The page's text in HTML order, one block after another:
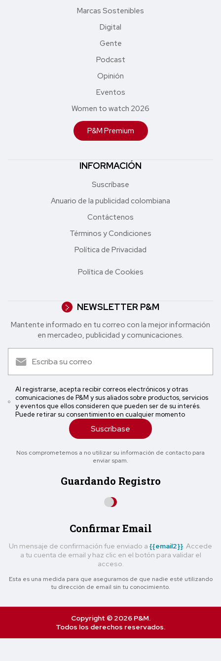
Marcas Sostenibles
Digital
Gente
Podcast
Opinión
Eventos
Women to watch 2026
P&M Premium
INFORMACIÓN
Suscríbase
Anuario de la publicidad colombiana
Contáctenos
Términos y Condiciones
Política de Privacidad
Política de Cookies
NEWSLETTER P&M
Mantente informado en tu correo con la mejor in formación
en mercadeo, publicidad y comunicaciones.
Al registrarse, acepta recibir correos electrónicos y otras
comunicaciones de P&M y sus aliados sobre productos, servicios
y eventos que ellos consideren que pueden ser de su interés.
Puede retirar su consentimiento en cualquier momento
Suscríbase
Nos comprometemos a no utilizar su información de contacto para
enviar spam.
Guardando Registro
Confirmar Email
Un mensaje de confirmación fue enviado a {{email2}} . Accede
a tu cuenta de email y haz clic en el botón para validar el
acceso.
Esta es una medida para que asegurarnos de que nadie esté utilizando
tu dirección de email sin tu conocimiento.
Copyright © 2026 P&M.
Todos los derechos reservados.